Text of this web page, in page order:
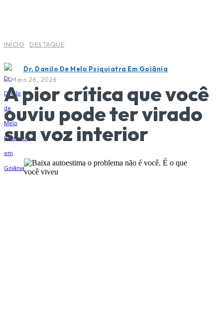
INÍCIO DESTAQUE
Dr. Danilo De Melo Psiquiatra Em Goiânia
Maio 26, 2026
A pior crítica que você
ouviu pode ter virado
sua voz interior